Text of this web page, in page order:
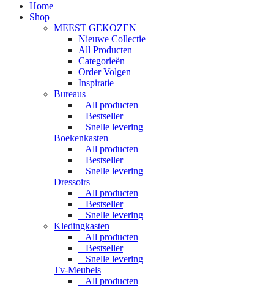
Home
Shop
MEEST GEKOZEN
Nieuwe Collectie
All Producten
Categorieën
Order Volgen
Inspiratie
Bureaus
– All producten
– Bestseller
– Snelle levering
Boekenkasten
– All producten
– Bestseller
– Snelle levering
Dressoirs
– All producten
– Bestseller
– Snelle levering
Kledingkasten
– All producten
– Bestseller
– Snelle levering
Tv-Meubels
– All producten